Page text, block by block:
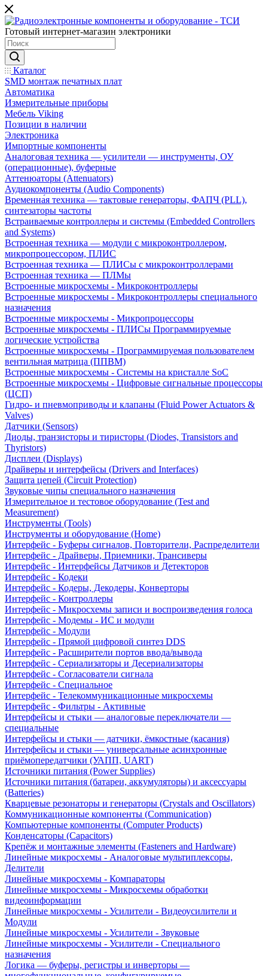
Готовый интернет-магазин электроники
Каталог
SMD монтаж печатных плат
Автоматика
Измерительные приборы
Мебель Viking
Позиции в наличии
Электроника
Импортные компоненты
Аналоговая техника — усилители — инструменты, ОУ
(операционные), буферные
Аттенюаторы (Attenuators)
Аудиокомпоненты (Audio Components)
Временна́я техника — тактовые генераторы, ФАПЧ (PLL),
синтезаторы частоты
Встраиваемые контроллеры и системы (Embedded Controllers
and Systems)
Встроенная техника — модули с микроконтроллером,
микропроцессором, ПЛИС
Встроенная техника — ПЛИСы с микроконтроллерами
Встроенная техника — ПЛМы
Встроенные микросхемы - Микроконтроллеры
Встроенные микросхемы - Микроконтроллеры специального
назначения
Встроенные микросхемы - Микропроцессоры
Встроенные микросхемы - ПЛИСы Программируемые
логические устройства
Встроенные микросхемы - Программируемая пользователем
вентильная матрица (ППВМ)
Встроенные микросхемы - Системы на кристалле SoC
Встроенные микросхемы - Цифровые сигнальные процессоры
(ЦСП)
Гидро- и пневмоприводы и клапаны (Fluid Power Actuators &
Valves)
Датчики (Sensors)
Диоды, транзисторы и тиристоры (Diodes, Transistors and
Thyristors)
Дисплеи (Displays)
Драйверы и интерфейсы (Drivers and Interfaces)
Защита цепей (Circuit Protection)
Звуковые чипы специального назначения
Измерительное и тестовое оборудование (Test and
Measurement)
Инструменты (Tools)
Инструменты и оборудование (Home)
Интерфейс - Буферы сигналов, Повторители, Распределители
Интерфейс - Драйверы, Приемники, Трансиверы
Интерфейс - Интерфейсы Датчиков и Детекторов
Интерфейс - Кодеки
Интерфейс - Кодеры, Декодеры, Конверторы
Интерфейс - Контроллеры
Интерфейс - Микросхемы записи и воспроизведения голоса
Интерфейс - Модемы - ИС и модули
Интерфейс - Модули
Интерфейс - Прямой цифровой синтез DDS
Интерфейс - Расширители портов ввода/вывода
Интерфейс - Сериализаторы и Десериализаторы
Интерфейс - Согласователи сигнала
Интерфейс - Специальное
Интерфейс - Телекоммуникационные микросхемы
Интерфейс - Фильтры - Активные
Интерфейсы и стыки — аналоговые переключатели —
специальные
Интерфейсы и стыки — датчики, ёмкостные (касания)
Интерфейсы и стыки — универсальные асинхронные
приёмопередатчики (УАПП, UART)
Источники питания (Power Supplies)
Источники питания (батареи, аккумуляторы) и аксессуары
(Batteries)
Кварцевые резонаторы и генераторы (Crystals and Oscillators)
Коммуникационные компоненты (Communication)
Компьютерные компоненты (Computer Products)
Конденсаторы (Capacitors)
Крепёж и монтажные элементы (Fasteners and Hardware)
Линейные микросхемы - Аналоговые мультиплексоры,
Делители
Линейные микросхемы - Компараторы
Линейные микросхемы - Микросхемы обработки
видеоинформации
Линейные микросхемы - Усилители - Видеоусилители и
Модули
Линейные микросхемы - Усилители - Звуковые
Линейные микросхемы - Усилители - Специального
назначения
Логика — буферы, регистры и инверторы —